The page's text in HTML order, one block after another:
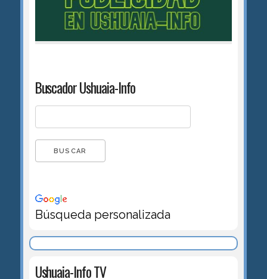
Buscador Ushuaia-Info
Búsqueda personalizada
Ushuaia-Info TV